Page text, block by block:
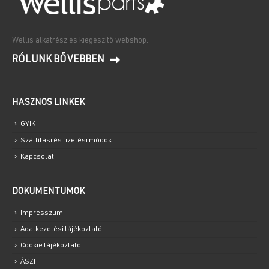
Wellis alkatrész és kiegészítő webshop.
RÓLUNK BŐVEBBEN
HASZNOS LINKEK
GYIK
Szállítási és fizetési módok
Kapcsolat
DOKUMENTUMOK
Impresszum
Adatkezelési tájékoztató
Cookie tájékoztató
ÁSZF